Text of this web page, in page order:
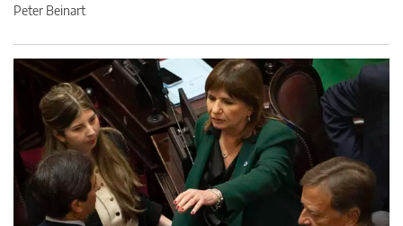
Peter Beinart